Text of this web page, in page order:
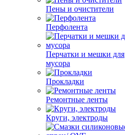
Пены и очистители
Перфолента
Перчатки и мешки для
мусора
Прокладки
Ремонтные ленты
Круги, электроды